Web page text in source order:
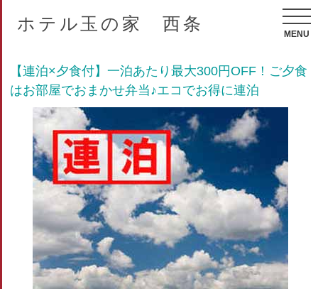
ホテル玉の家 西条
MENU
【連泊×夕食付】一泊あたり最大300円OFF！ご夕食
はお部屋でおまかせ弁当♪エコでお得に連泊